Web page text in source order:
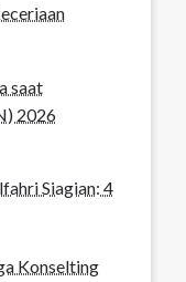
saat
2026
Siagian: 4
Konselting